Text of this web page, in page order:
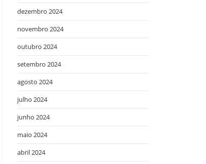
dezembro 2024
novembro 2024
outubro 2024
setembro 2024
agosto 2024
julho 2024
junho 2024
maio 2024
abril 2024